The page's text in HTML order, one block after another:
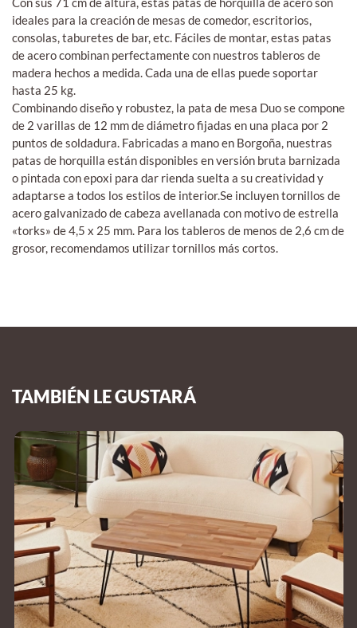
ideales para la creación de mesas de comedor, escritorios,
consolas, taburetes de bar, etc. Fáciles de montar, estas patas
de acero combinan perfectamente con nuestros tableros de
madera hechos a medida. Cada una de ellas puede soportar
hasta 25 kg.
Combinando diseño y robustez, la pata de mesa Duo se compone
de 2 varillas de 12 mm de diámetro fijadas en una placa por 2
puntos de soldadura. Fabricadas a mano en Borgoña, nuestras
patas de horquilla están disponibles en versión bruta barnizada
o pintada con epoxi para dar rienda suelta a su creatividad y
adaptarse a todos los estilos de interior.Se incluyen tornillos de
acero galvanizado de cabeza avellanada con motivo de estrella
«torks» de 4,5 x 25 mm. Para los tableros de menos de 2,6 cm de
grosor, recomendamos utilizar tornillos más cortos.
TAMBIÉN LE GUSTARÁ